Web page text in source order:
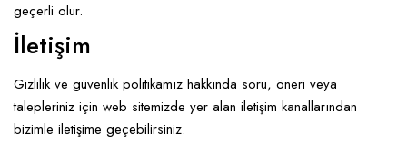
geçerli olur.
İletişim
Gizlilik ve güvenlik politikamız hakkında soru, öneri veya
talepleriniz için web sitemizde yer alan iletişim kanallarından
bizimle iletişime geçebilirsiniz.